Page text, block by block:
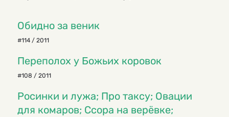
Обидно за веник
#114 / 2011
Переполох у Божьих коровок
#108 / 2011
Росинки и лужа; Про таксу; Овации
для комаров; Ссора на верёвке;